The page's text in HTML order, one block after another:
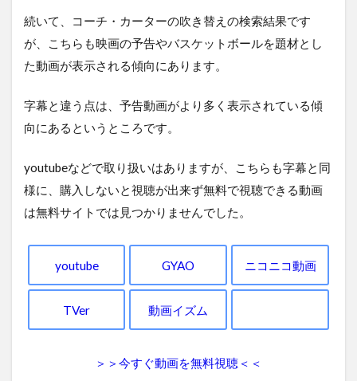
続いて、コーチ・カーターの吹き替えの検索結果です
が、こちらも映画の予告やバスケットボールを題材とし
た動画が表示される傾向にあります。
字幕と違う点は、予告動画がより多く表示されている傾
向にあるというところです。
youtubeなどで取り扱いはありますが、こちらも字幕と同
様に、購入しないと視聴が出来ず無料で視聴できる動画
は無料サイトでは見つかりませんでした。
youtube GYAO ニコニコ動画
TVer 動画イズム
＞＞今すぐ動画を無料視聴＜＜